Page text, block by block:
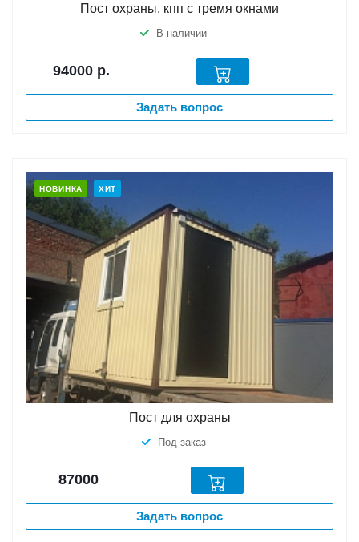
Пост охраны, кпп с тремя окнами
В наличии
94000 р.
Задать вопрос
НОВИНКА ХИТ
Пост для охраны
Под заказ
87000
Задать вопрос